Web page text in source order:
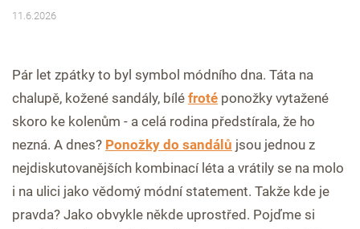
11.6.2026
Pár let zpátky to byl symbol módního dna. Táta na
chalupě, kožené sandály, bílé froté ponožky vytažené
skoro ke kolenům - a celá rodina předstírala, že ho
nezná. A dnes? Ponožky do sandálů jsou jednou z
nejdiskutovanějších kombinací léta a vrátily se na molo
i na ulici jako vědomý módní statement. Takže kde je
pravda? Jako obvykle někde uprostřed. Pojďme si